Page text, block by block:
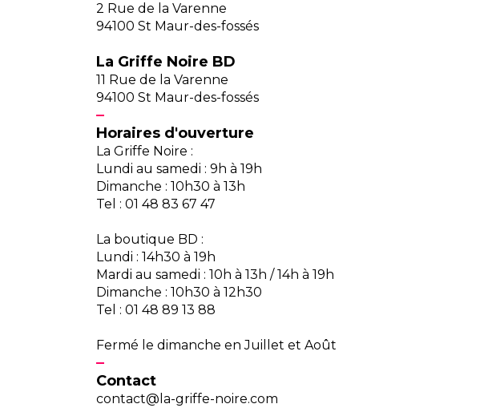
2 Rue de la Varenne
94100 St Maur-des-fossés
La Griffe Noire BD
11 Rue de la Varenne
94100 St Maur-des-fossés
Horaires d'ouverture
La Griffe Noire :
Lundi au samedi : 9h à 19h
Dimanche : 10h30 à 13h
Tel : 01 48 83 67 47
La boutique BD :
Lundi : 14h30 à 19h
Mardi au samedi : 10h à 13h / 14h à 19h
Dimanche : 10h30 à 12h30
Tel : 01 48 89 13 88
Fermé le dimanche en Juillet et Août
Contact
contact@la-griffe-noire.com